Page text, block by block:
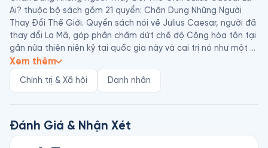
Ai? thuộc bộ sách gồm 21 quyển: Chân Dung Những Người
Thay Đổi Thế Giới. Quyển sách nói về Julius Caesar, người đã
thay đổi La Mã, góp phần chấm dứt chế độ Cộng hòa tồn tại
gần nửa thiên niên kỷ tại quốc gia này và cai trị nó như một
Xem thêm
Chính trị & Xã hội Danh nhân
Đánh Giá & Nhận Xét